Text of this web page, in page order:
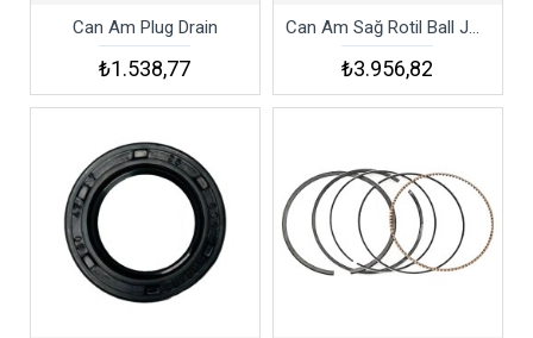
Can Am Plug Drain
₺1.538,77
Can Am Sağ Rotil Ball Joınt Rıght Hand
₺3.956,82